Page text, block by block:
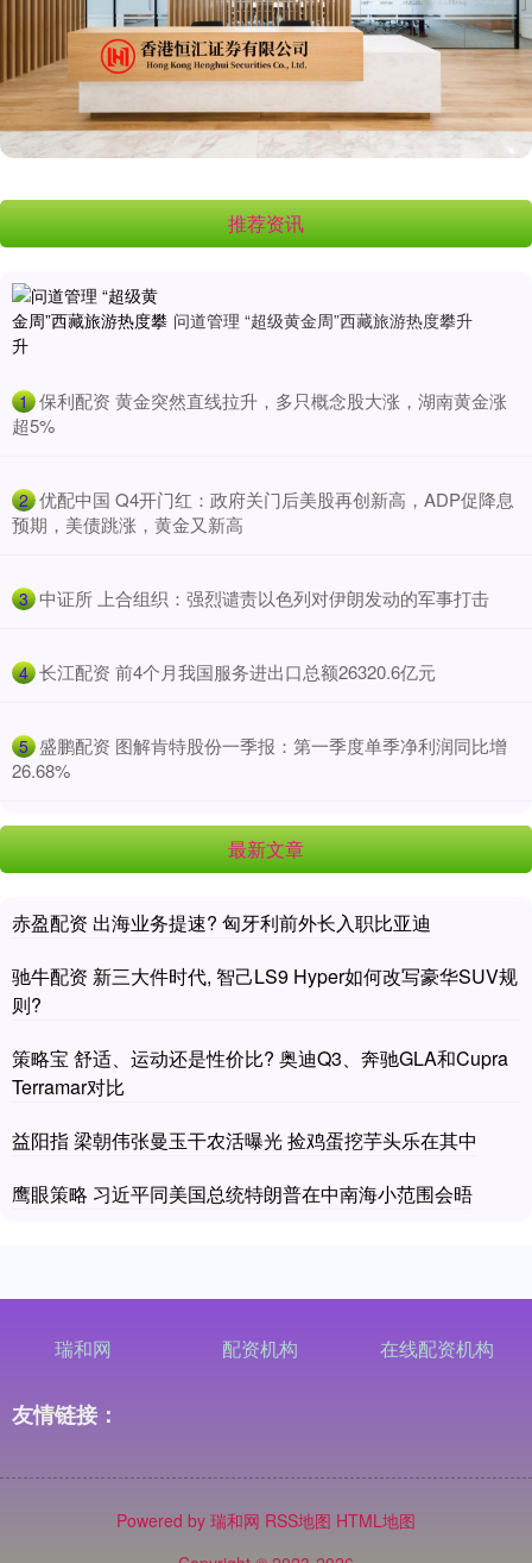
推荐资讯
问道管理 “超级黄金周”西藏旅游热度攀升
1 ​保利配资 黄金突然直线拉升，多只概念股大涨，湖南黄金涨
超5%
2 ​优配中国 Q4开门红：政府关门后美股再创新高，ADP促降息
预期，美债跳涨，黄金又新高
3 ​中证所 上合组织：强烈谴责以色列对伊朗发动的军事打击
4 ​长江配资 前4个月我国服务进出口总额26320.6亿元
5 ​盛鹏配资 图解肯特股份一季报：第一季度单季净利润同比增
26.68%
最新文章
赤盈配资 出海业务提速? 匈牙利前外长入职比亚迪
驰牛配资 新三大件时代, 智己LS9 Hyper如何改写豪华SUV规
则?
策略宝 舒适、运动还是性价比? 奥迪Q3、奔驰GLA和Cupra
Terramar对比
益阳指 梁朝伟张曼玉干农活曝光 捡鸡蛋挖芋头乐在其中
鹰眼策略 习近平同美国总统特朗普在中南海小范围会晤
瑞和网 配资机构 在线配资机构
友情链接：
Powered by 瑞和网 RSS地图 HTML地图